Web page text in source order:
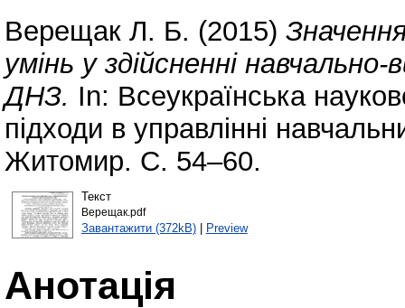
Верещак Л. Б. (2015)
умінь у здійсненні
ДНЗ. In: Всеукраїнська
підходи в управлінні
Житомир. С. 54–60.
Текст
Верещак.pdf
Завантажити (372kB)| Preview
Анотація